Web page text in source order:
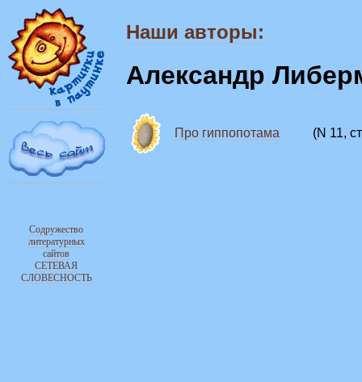
Наши авторы:
Александр
Про гиппопотама (N 11,
Содружество
литературных
сайтов
СЕТЕВАЯ
СЛОВЕСНОСТЬ